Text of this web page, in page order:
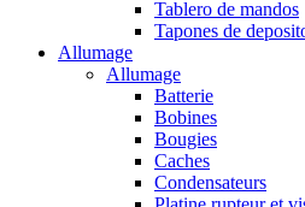
Tablero de mandos
Tapones de
Allumage
Allumage
Batterie
Bobines
Bougies
Caches
Condensateurs